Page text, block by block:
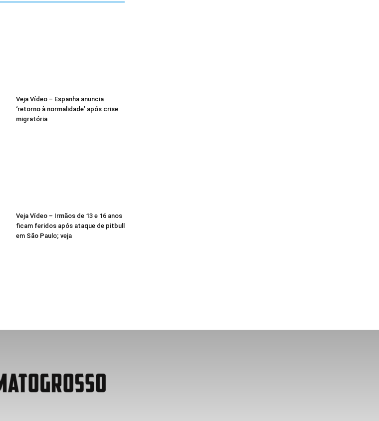
Veja Vídeo – Espanha anuncia
‘retorno à normalidade’ após crise
migratória
Veja Vídeo – Irmãos de 13 e 16 anos
ficam feridos após ataque de pitbull
em São Paulo; veja